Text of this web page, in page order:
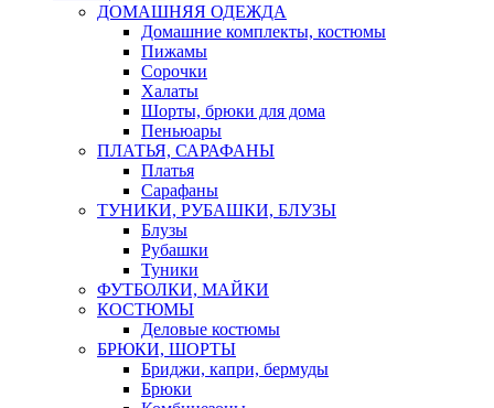
ДОМАШНЯЯ ОДЕЖДА
Домашние комплекты, костюмы
Пижамы
Сорочки
Халаты
Шорты, брюки для дома
Пеньюары
ПЛАТЬЯ, САРАФАНЫ
Платья
Сарафаны
ТУНИКИ, РУБАШКИ, БЛУЗЫ
Блузы
Рубашки
Туники
ФУТБОЛКИ, МАЙКИ
КОСТЮМЫ
Деловые костюмы
БРЮКИ, ШОРТЫ
Бриджи, капри, бермуды
Брюки